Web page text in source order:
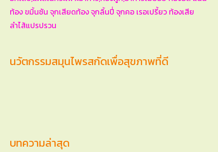
นวัตกรรมสมุนไพรสกัดเพื่อสุขภาพที่ดี
บทความล่าสุด